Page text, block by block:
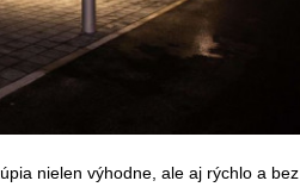
nielen výhodne, ale aj rýchlo a bez